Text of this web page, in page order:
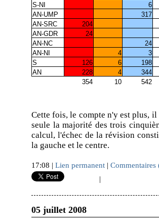
S-NI
6
AN-UMP
317
AN-SRC
204
AN-GDR
24
AN-NC
24
AN-NI
4
3
S
126 6
198
AN
228 4
344
354
10 542
Cette fois, le compte n'y est plus,
seule la majorité des trois
calcul, l'échec de la révision
la gauche et le centre.
17:08 | Lien permanent | Commentaires
|
05 juillet 2008